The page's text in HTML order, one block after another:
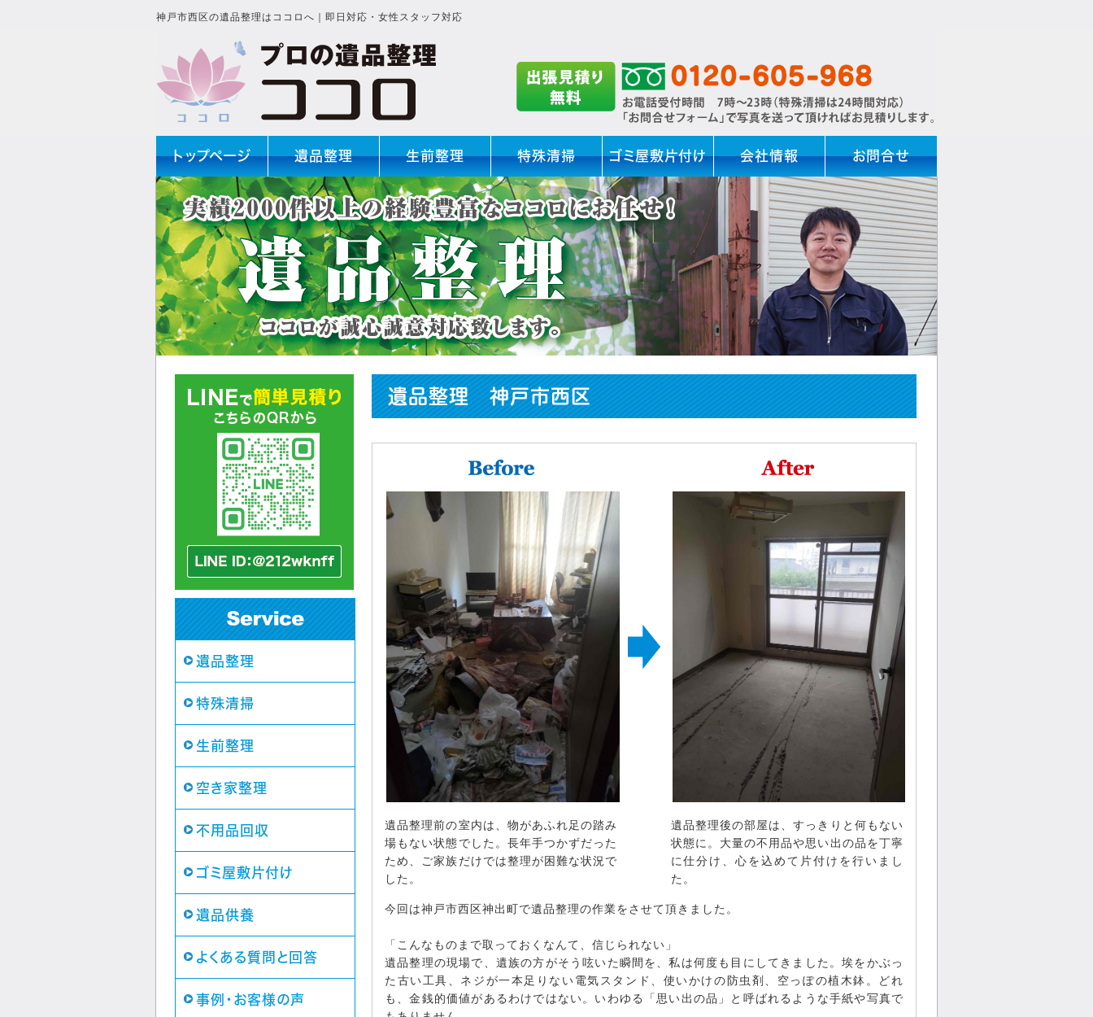
神戸市西区の遺品整理はココロへ｜即日対応・女性スタッフ対応
トップページ 遺品整理 生前整理 特殊清掃 ゴミ屋敷片付け 会社情報 お問合せ
遺品整理
特殊清掃
生前整理
空き家整理
不用品回収
ゴミ屋敷片付け
遺品供養
よくある質問と回答
事例・お客様の声
遺品整理 神戸市西区
遺品整理前の室内は、物があふれ足の踏み
場もない状態でした。長年手つかずだった
ため、ご家族だけでは整理が困難な状況で
した。
遺品整理後の部屋は、すっきりと何もない
状態に。大量の不用品や思い出の品を丁寧
に仕分け、心を込めて片付けを行いまし
た。
今回は神戸市西区神出町で遺品整理の作業をさせて頂きました。
「こんなものまで取っておくなんて、信じられない」
遺品整理の現場で、遺族の方がそう呟いた瞬間を、私は何度も目にしてきました。埃をかぶっ
た古い工具、ネジが一本足りない電気スタンド、使いかけの防虫剤、空っぽの植木鉢。どれ
も、金銭的価値があるわけではない。いわゆる「思い出の品」と呼ばれるような手紙や写真で